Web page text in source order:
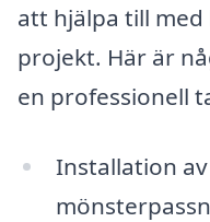
att hjälpa till med
projekt. Här är
en professionell
Installation